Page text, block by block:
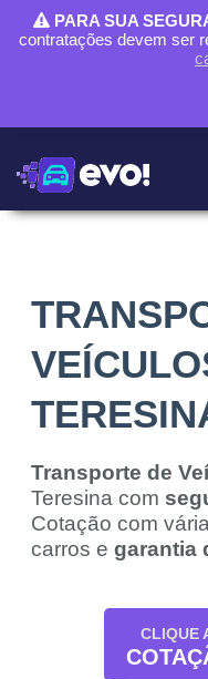
PARA SUA
contratações devem ser
Transporte de
Teresina com
Cotação com
carros e garantia
CLIQUE